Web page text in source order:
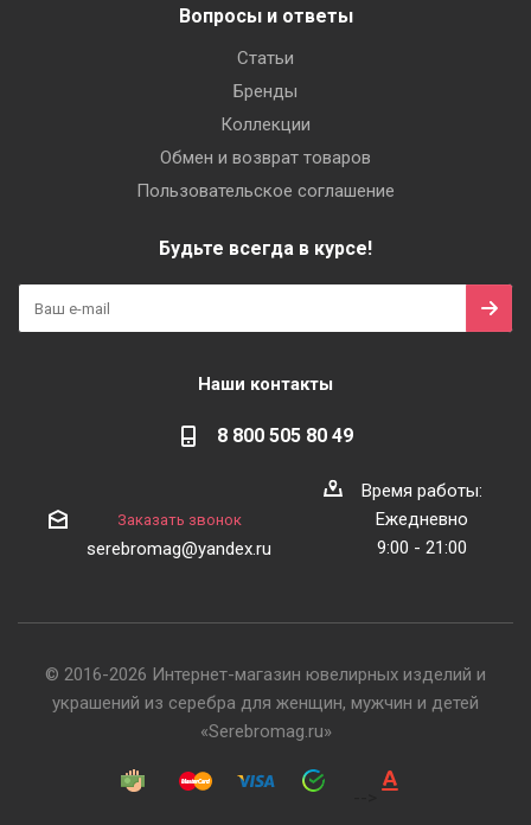
Вопросы и ответы
Статьи
Бренды
Коллекции
Обмен и возврат товаров
Пользовательское соглашение
Будьте всегда в курсе!
Наши контакты
8 800 505 80 49
Заказать звонок
serebromag@yandex.ru
Время работы:
Ежедневно
9:00 - 21:00
© 2016-2026 Интернет-магазин ювелирных изделий и
украшений из серебра для женщин, мужчин и детей
«Serebromag.ru»